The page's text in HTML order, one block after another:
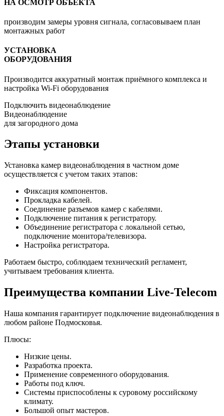
НА ОСМОТР ОБЪЕКТА
производим замеры уровня сигнала, согласовываем план
монтажных работ
УСТАНОВКА
ОБОРУДОВАНИЯ
Производится аккуратный монтаж приёмного комплекса и
настройка Wi-Fi оборудования
Подключить видеонаблюдение
Видеонаблюдение
для загородного дома
Этапы установки
Установка камер видеонаблюдения в частном доме
осуществляется с учетом таких этапов:
Фиксация компонентов.
Прокладка кабелей.
Соединение разъемов камер с кабелями.
Подключение питания к регистратору.
Объединение регистратора с локальной сетью,
подключение монитора/телевизора.
Настройка регистратора.
Работаем быстро, соблюдаем технический регламент,
учитываем требования клиента.
Преимущества компании Live-Telecom
Наша компания гарантирует подключение видеонаблюдения в
любом районе Подмосковья.
Плюсы:
Низкие цены.
Разработка проекта.
Применение современного оборудования.
Работы под ключ.
Системы приспособлены к суровому российскому
климату.
Большой опыт мастеров.